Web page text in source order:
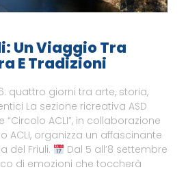
Un Viaggio Tra
E Tradizioni
quattro giorni tra arte, storia,
La sezione ricreativa ASD
ACLI”, in collaborazione
ACLI, organizza un affascinante
del Friuli.
Dal 5 all’8 settembre
di emozioni che toccherà